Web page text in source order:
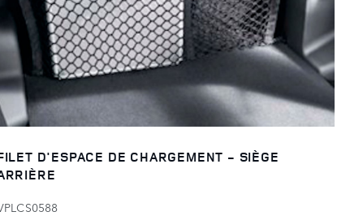
D'ESPACE DE CHARGEMENT - SIÈGE